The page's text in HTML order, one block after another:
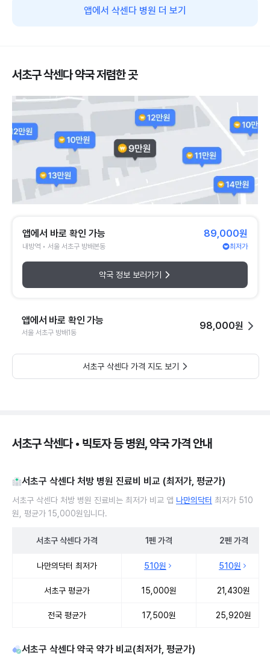
앱에서 삭센다 병원 더 보기
서초구 삭센다 약국 저렴한 곳
앱에서 바로 확인 가능
내방역 • 서울 서초구 방배본동
89,000원
최저가
약국 정보 보러가기
앱에서 바로 확인 가능
서울 서초구 방배1동
98,000원
서초구 삭센다 가격 지도 보기
서초구 삭센다 • 빅토자 등 병원, 약국 가격 안내
서초구 삭센다 처방 병원 진료비 비교 (최저가, 평균가)
서초구 삭센다 처방 병원 진료비는 최저가 비교 앱 나만의닥터 최저가 510
원, 평균가 15,000원입니다.
서초구 삭센다가격 1펜 가격 2펜 가격
나만의닥터 최저가 510원 510원
서초구 평균가 15,000원 21,430원
전국 평균가 17,500원 25,920원
서초구 삭센다 약국 약가 비교(최저가, 평균가)